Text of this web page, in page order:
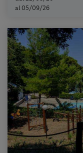
al 05/09/26